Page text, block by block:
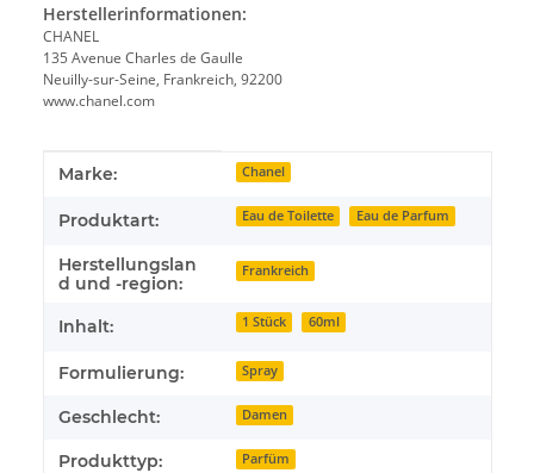
Herstellerinformationen:
CHANEL
135 Avenue Charles de Gaulle
Neuilly-sur-Seine, Frankreich, 92200
www.chanel.com
Produkteigenschaft
Wert
Marke: Chanel
Produktart: Eau de Toilette Eau de Parfum
Herstellungslan
d und -region:
Frankreich
Inhalt: 1 Stück 60ml
Formulierung: Spray
Geschlecht: Damen
Produkttyp: Parfüm